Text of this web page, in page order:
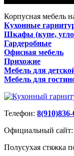
Корпусная мебель
Кухонные
Шкафы (купе,
Гардеробные
Офисная мебель
Прихожие
Мебель для
Мебель для
Телефон:
Официальный сайт:
Полусухая стяжка